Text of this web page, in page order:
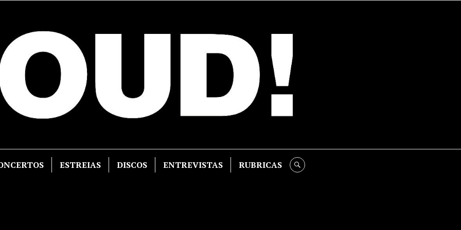
ESTREIAS DISCOS ENTREVISTAS RUBRICAS SEARCH